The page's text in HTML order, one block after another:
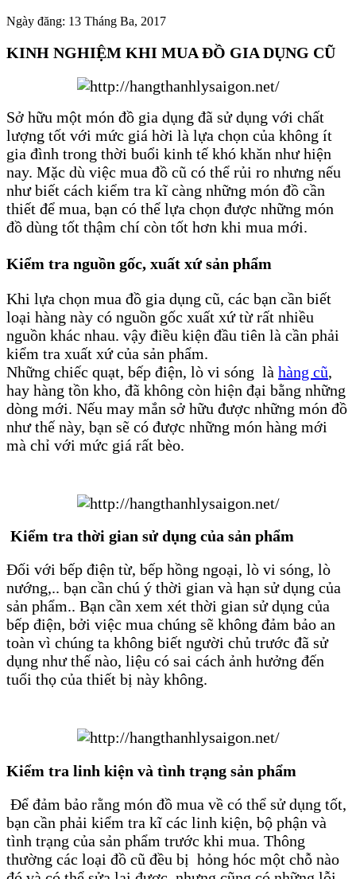
Ngày đăng: 13 Tháng Ba, 2017
KINH NGHIỆM KHI MUA ĐỒ GIA DỤNG CŨ
Sở hữu một món đồ gia dụng đã sử dụng với chất
lượng tốt với mức giá hời là lựa chọn của không ít
gia đình trong thời buổi kinh tế khó khăn như hiện
nay. Mặc dù việc mua đồ cũ có thể rủi ro nhưng nếu
như biết cách kiểm tra kĩ càng những món đồ cần
thiết để mua, bạn có thể lựa chọn được những món
đồ dùng tốt thậm chí còn tốt hơn khi mua mới.
Kiểm tra nguồn gốc, xuất xứ sản phẩm
Khi lựa chọn mua đồ gia dụng cũ, các bạn cần biết
loại hàng này có nguồn gốc xuất xứ từ rất nhiều
nguồn khác nhau. vậy điều kiện đầu tiên là cần phải
kiểm tra xuất xứ của sản phẩm.
Những chiếc quạt, bếp điện, lò vi sóng là hàng cũ,
hay hàng tồn kho, đã không còn hiện đại bằng những
dòng mới. Nếu may mắn sở hữu được những món đồ
như thế này, bạn sẽ có được những món hàng mới
mà chỉ với mức giá rất bèo.
Kiểm tra thời gian sử dụng của sản phẩm
Đối với bếp điện từ, bếp hồng ngoại, lò vi sóng, lò
nướng,.. bạn cần chú ý thời gian và hạn sử dụng của
sản phẩm.. Bạn cần xem xét thời gian sử dụng của
bếp điện, bởi việc mua chúng sẽ không đảm bảo an
toàn vì chúng ta không biết người chủ trước đã sử
dụng như thế nào, liệu có sai cách ảnh hưởng đến
tuổi thọ của thiết bị này không.
Kiểm tra linh kiện và tình trạng sản phẩm
Để đảm bảo rằng món đồ mua về có thể sử dụng tốt,
bạn cần phải kiểm tra kĩ các linh kiện, bộ phận và
tình trạng của sản phẩm trước khi mua. Thông
thường các loại đồ cũ đều bị hỏng hóc một chỗ nào